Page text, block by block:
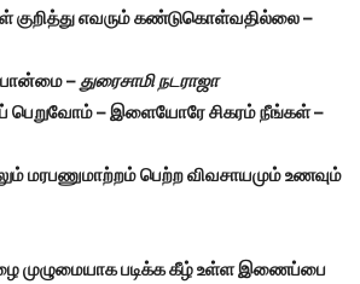
குறித்து எவரும் கண்டுகொள்வதில்லை –
– துரைசாமி நடராஜா
பெறுவோம் – இளையோரே சிகரம் நீங்கள் –
மரபணுமாற்றம் பெற்ற விவசாயமும் உணவும்
முழுமையாக படிக்க கீழ் உள்ள இணைப்பை